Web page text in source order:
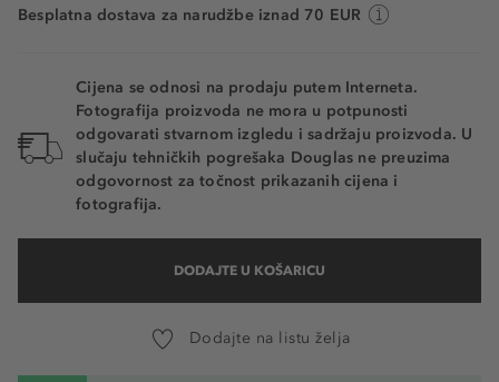
Besplatna dostava za narudžbe iznad 70 EUR
Cijena se odnosi na prodaju putem Interneta.
Fotografija proizvoda ne mora u potpunosti
odgovarati stvarnom izgledu i sadržaju proizvoda. U
slučaju tehničkih pogrešaka Douglas ne preuzima
odgovornost za točnost prikazanih cijena i
fotografija.
DODAJTE U KOŠARICU
Dodajte na listu želja